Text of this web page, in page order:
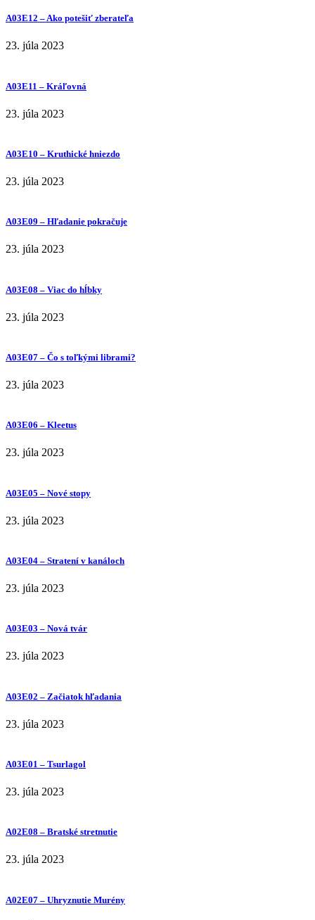
A03E12 – Ako potešiť zberateľa
23. júla 2023
A03E11 – Kráľovná
23. júla 2023
A03E10 – Kruthické hniezdo
23. júla 2023
A03E09 – Hľadanie pokračuje
23. júla 2023
A03E08 – Viac do hĺbky
23. júla 2023
A03E07 – Čo s toľkými librami?
23. júla 2023
A03E06 – Kleetus
23. júla 2023
A03E05 – Nové stopy
23. júla 2023
A03E04 – Stratení v kanáloch
23. júla 2023
A03E03 – Nová tvár
23. júla 2023
A03E02 – Začiatok hľadania
23. júla 2023
A03E01 – Tsurlagol
23. júla 2023
A02E08 – Bratské stretnutie
23. júla 2023
A02E07 – Uhryznutie Murény